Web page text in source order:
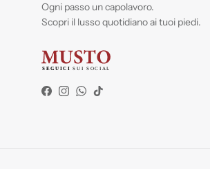
Ogni passo un capolavoro.
Scopri il lusso quotidiano ai tuoi piedi.
Facebook
Instagram
WhatsApp
TikTok